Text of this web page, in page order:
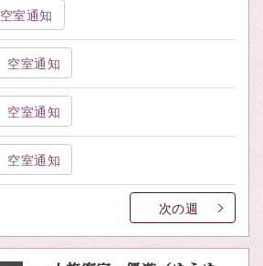
空室通知
空室通知
空室通知
空室通知
次の週